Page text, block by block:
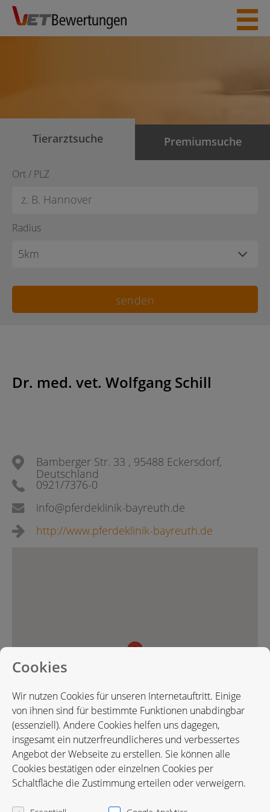
Skip
content
Tierarztsuche Premiumsuche
Ort / PLZ
Radius
Dr. med. vet. Wolfgang Schill
Bamberger Str. 33 , 95488 Eckersdorf,
Deutschland
0921/7376-0
info@pferdeklinik-bayreuth.de
http://www.pferdeklinik-bayreuth.de
Karte in Google Maps öffnen
Cookies
Wir nutzen Cookies für unseren Internetauftritt. Einige
von ihnen sind für bestimmte Funktionen unabdingbar
(essenziell). Andere Cookies helfen uns dagegen,
insgesamt ein nutzerfreundlicheres und verbessertes
Angebot der Webseite zu erstellen. Sie können alle
Cookies bestätigen oder einzelnen Cookies per
Schaltfläche die Zustimmung erteilen oder verweigern.